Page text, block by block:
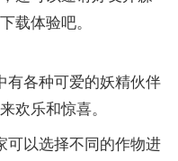
载体验吧。
各种可爱的妖精伙伴
欢乐和惊喜。
以选择不同的作物进